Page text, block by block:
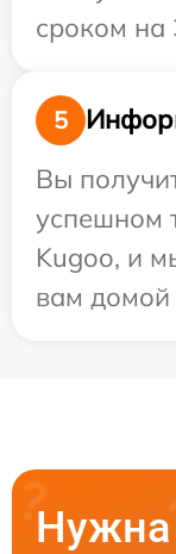
сроком на
5
Вы
успешном
Kugoo, и
вам
Нужна